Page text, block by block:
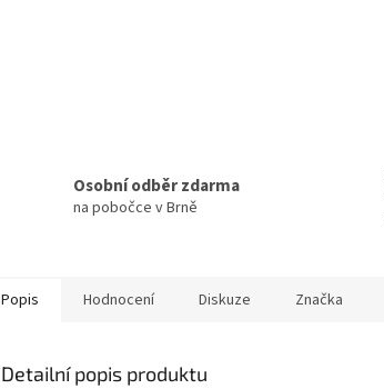
Osobní odběr zdarma
na pobočce v Brně
Popis Hodnocení Diskuze Značka
Detailní popis produktu